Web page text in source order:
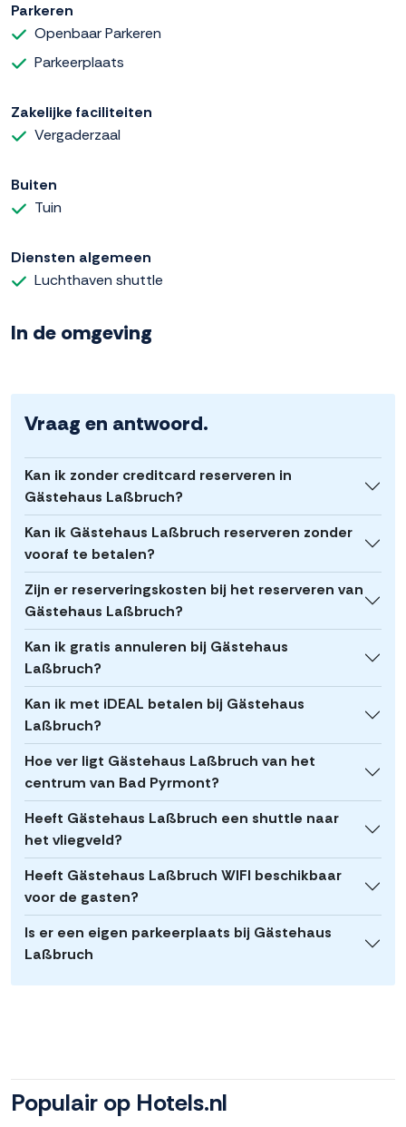
Parkeren
Openbaar Parkeren
Parkeerplaats
Zakelijke faciliteiten
Vergaderzaal
Buiten
Tuin
Diensten algemeen
Luchthaven shuttle
In de omgeving
Vraag en antwoord.
Kan ik zonder creditcard reserveren in
Gästehaus Laßbruch?
Kan ik Gästehaus Laßbruch reserveren zonder
vooraf te betalen?
Zijn er reserveringskosten bij het reserveren van
Gästehaus Laßbruch?
Kan ik gratis annuleren bij Gästehaus
Laßbruch?
Kan ik met iDEAL betalen bij Gästehaus
Laßbruch?
Hoe ver ligt Gästehaus Laßbruch van het
centrum van Bad Pyrmont?
Heeft Gästehaus Laßbruch een shuttle naar
het vliegveld?
Heeft Gästehaus Laßbruch WIFI beschikbaar
voor de gasten?
Is er een eigen parkeerplaats bij Gästehaus
Laßbruch
Populair op Hotels.nl